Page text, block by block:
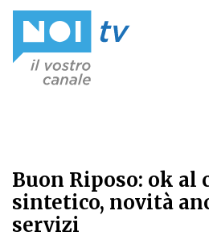
Buon Riposo: ok al
sintetico, novità
servizi